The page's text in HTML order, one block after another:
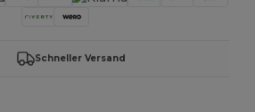
Schneller Versand